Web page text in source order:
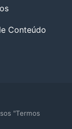
Conteúdo
"Termos